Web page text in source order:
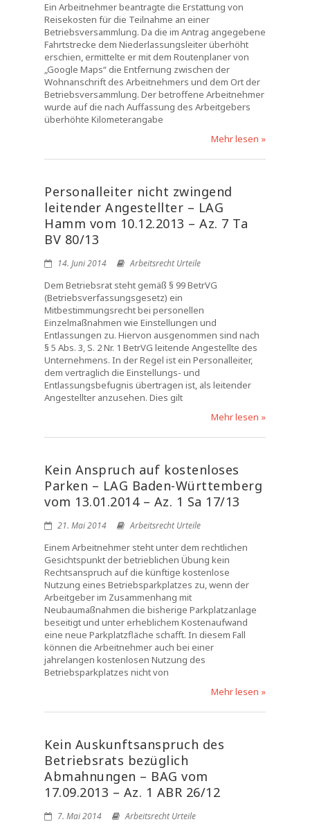
Ein Arbeitnehmer beantragte die Erstattung von
Reisekosten für die Teilnahme an einer
Betriebsversammlung. Da die im Antrag angegebene
Fahrtstrecke dem Niederlassungsleiter überhöht
erschien, ermittelte er mit dem Routenplaner von
„Google Maps“ die Entfernung zwischen der
Wohnanschrift des Arbeitnehmers und dem Ort der
Betriebsversammlung. Der betroffene Arbeitnehmer
wurde auf die nach Auffassung des Arbeitgebers
überhöhte Kilometerangabe
Mehr lesen »
Personalleiter nicht zwingend
leitender Angestellter – LAG
Hamm vom 10.12.2013 – Az. 7 Ta
BV 80/13
14. Juni 2014 Arbeitsrecht Urteile
Dem Betriebsrat steht gemäß § 99 BetrVG
(Betriebsverfassungsgesetz) ein
Mitbestimmungsrecht bei personellen
Einzelmaßnahmen wie Einstellungen und
Entlassungen zu. Hiervon ausgenommen sind nach
§ 5 Abs. 3, S. 2 Nr. 1 BetrVG leitende Angestellte des
Unternehmens. In der Regel ist ein Personalleiter,
dem vertraglich die Einstellungs- und
Entlassungsbefugnis übertragen ist, als leitender
Angestellter anzusehen. Dies gilt
Mehr lesen »
Kein Anspruch auf kostenloses
Parken – LAG Baden-Württemberg
vom 13.01.2014 – Az. 1 Sa 17/13
21. Mai 2014 Arbeitsrecht Urteile
Einem Arbeitnehmer steht unter dem rechtlichen
Gesichtspunkt der betrieblichen Übung kein
Rechtsanspruch auf die künftige kostenlose
Nutzung eines Betriebsparkplatzes zu, wenn der
Arbeitgeber im Zusammenhang mit
Neubaumaßnahmen die bisherige Parkplatzanlage
beseitigt und unter erheblichem Kostenaufwand
eine neue Parkplatzfläche schafft. In diesem Fall
können die Arbeitnehmer auch bei einer
jahrelangen kostenlosen Nutzung des
Betriebsparkplatzes nicht von
Mehr lesen »
Kein Auskunftsanspruch des
Betriebsrats bezüglich
Abmahnungen – BAG vom
17.09.2013 – Az. 1 ABR 26/12
7. Mai 2014 Arbeitsrecht Urteile